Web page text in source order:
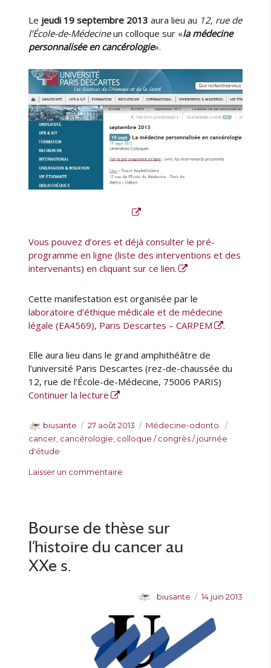
e
n
c
t
r
e
d
’
H
i
p
a
1
0
d
c
e
m
)
Le jeudi 19 septembre 2013 aura lieu au 12, rue de
l’École-de-Médecineun colloque sur «la médecine
personnalisée en cancérologie».
Vous pouvez d’ores et déjà consulter le pré-
programme en ligne (liste des interventions et des
intervenants) en cliquant sur ce lien.
Cette manifestation est organisée par le
laboratoire d’éthique médicale et de médecine
légale (EA4569), Paris Descartes – CARPEM
.
Elle aura lieu dans le grand amphithéâtre de
l’université Paris Descartes (rez-de-chaussée du
12, rue de l’École-de-Médecine, 75006 PARIS)
Continuer la lecture de « Colloque sur la médecine
A
u
t
u
biusante
P
u
i
27 août 2013
C
a
e
Médecine-odonto.
cancer cancérologie colloque / congrès / journée
d'étude
Laisser un commentaire
o
l
l
u
r
l
a
Bourse de thèse sur
l’histoire du cancer au
XXe s.
A
t
e
u
r
biusante
P
b
14 juin 2013